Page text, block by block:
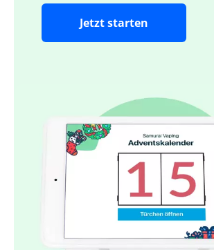
Jetzt starten